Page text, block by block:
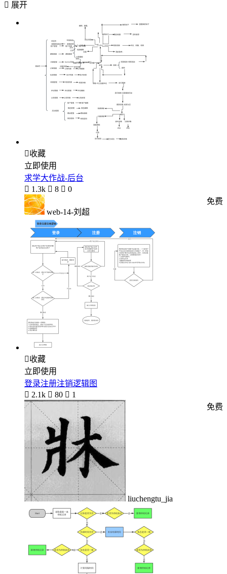
 展开
收藏
立即使用
求学大作战-后台
 1.3k  8  0
web-14-刘超
免费
收藏
立即使用
登录注册注销逻辑图
 2.1k  80  1
liuchengtu_jia
免费